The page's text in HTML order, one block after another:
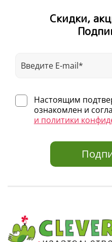
Скидки,
Настоящим
ознакомлен и
и политики